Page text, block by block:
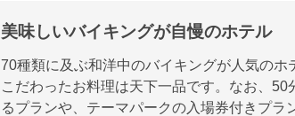
美味しいバイキングが自慢のホテル
70種類に及ぶ和洋中のバイキングが人気のホ
こだわったお料理は天下一品です。なお、50
るプランや、テーマパークの入場券付きプラ